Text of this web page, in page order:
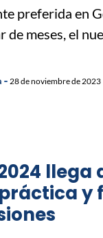
preferida en
de meses, el
28 de noviembre de 2023
llega
y